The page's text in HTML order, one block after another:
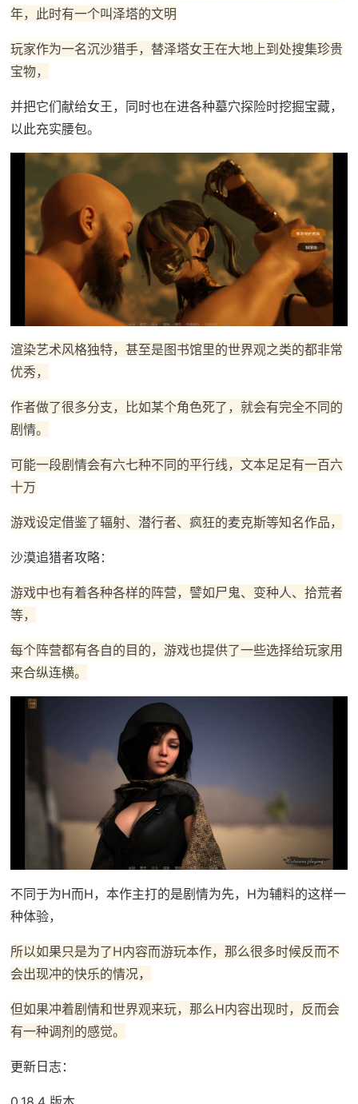
年，此时有一个叫泽塔的文明
玩家作为一名沉沙猎手，替泽塔女王在大地上到处搜集珍贵
宝物，
并把它们献给女王，同时也在进各种墓穴探险时挖掘宝藏，
以此充实腰包。
渲染艺术风格独特，甚至是图书馆里的世界观之类的都非常
优秀，
作者做了很多分支，比如某个角色死了，就会有完全不同的
剧情。
可能一段剧情会有六七种不同的平行线，文本足足有一百六
十万
游戏设定借鉴了辐射、潜行者、疯狂的麦克斯等知名作品，
沙漠追猎者攻略：
游戏中也有着各种各样的阵营，譬如尸鬼、变种人、拾荒者
等，
每个阵营都有各自的目的，游戏也提供了一些选择给玩家用
来合纵连横。
不同于为H而H，本作主打的是剧情为先，H为辅料的这样一
种体验，
所以如果只是为了H内容而游玩本作，那么很多时候反而不
会出现冲的快乐的情况，
但如果冲着剧情和世界观来玩，那么H内容出现时，反而会
有一种调剂的感觉。
更新日志：